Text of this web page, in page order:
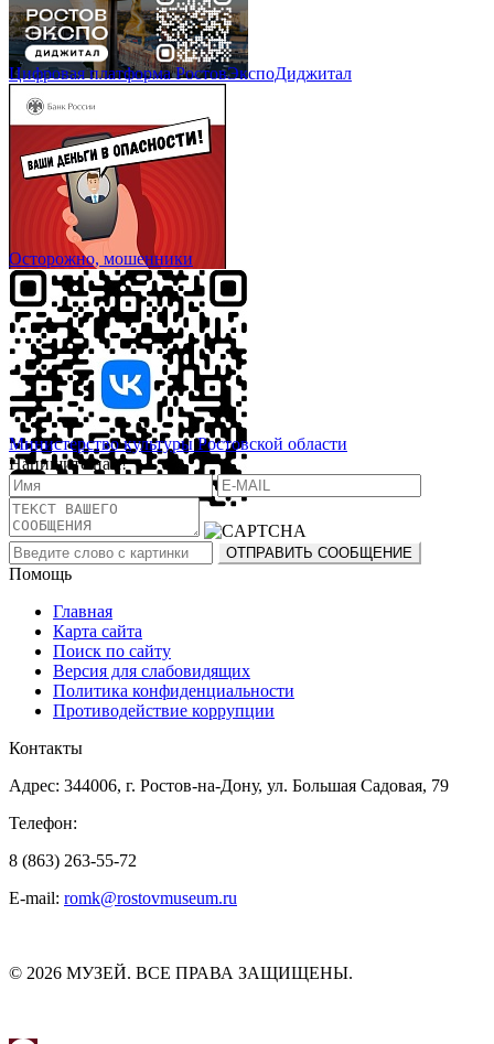
Цифровая платформа РостовЭкспоДиджитал
Осторожно, мошенники
Министерство культуры Ростовской области
Напишите нам!
Помощь
Главная
Карта сайта
Поиск по сайту
Версия для слабовидящих
Политика конфиденциальности
Противодействие коррупции
Контакты
Адрес: 344006, г. Ростов-на-Дону, ул. Большая Садовая, 79
Телефон:
8 (863) 263-55-72
E-mail: romk@rostovmuseum.ru
© 2026 МУЗЕЙ. ВСЕ ПРАВА ЗАЩИЩЕНЫ.